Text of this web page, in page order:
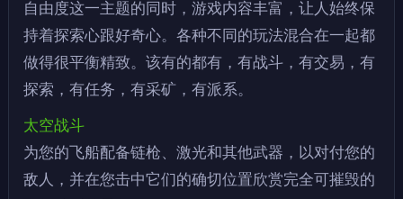
自由度这一主题的同时，游戏内容丰富，让人始终保
持着探索心跟好奇心。各种不同的玩法混合在一起都
做得很平衡精致。该有的都有，有战斗，有交易，有
探索，有任务，有采矿，有派系。
太空战斗
为您的飞船配备链枪、激光和其他武器，以对付您的
敌人，并在您击中它们的确切位置欣赏完全可摧毁的